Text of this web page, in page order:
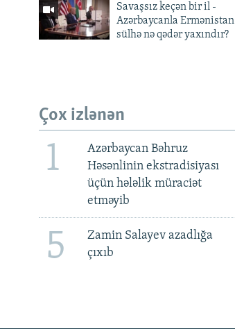
Savaşsız keçən bir il -
Azərbaycanla Ermənistan
sülhə nə qədər yaxındır?
Çox izlənən
1
Azərbaycan Bəhruz
Həsənlinin ekstradisiyası
üçün hələlik müraciət
etməyib
5
Zamin Salayev azadlığa
çıxıb